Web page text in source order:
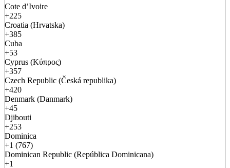
Cote d’Ivoire
+225
Croatia (Hrvatska)
+385
Cuba
+53
Cyprus (Κύπρος)
+357
Czech Republic (Česká republika)
+420
Denmark (Danmark)
+45
Djibouti
+253
Dominica
+1 (767)
Dominican Republic (República Dominicana)
+1